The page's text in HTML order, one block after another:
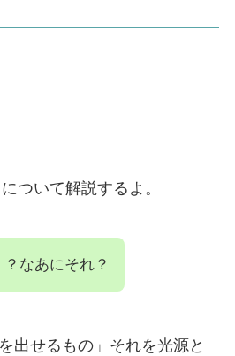
ついて解説するよ。
？なあにそれ？
出せるもの」それを光源と